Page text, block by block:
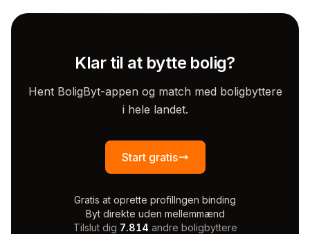
Klar til at bytte bolig?
Hent BoligByt-appen og match med boligbyttere
i hele landet.
Start gratis
Gratis at oprette profilIngen binding
Byt direkte uden mellemmænd
Tilslut dig 7.814 andre boligbyttere